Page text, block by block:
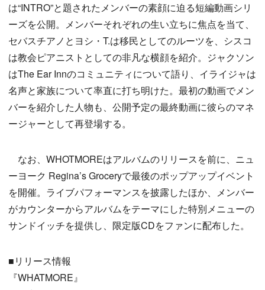
は“INTRO”と題されたメンバーの素顔に迫る短編動画シリ
ーズを公開。メンバーそれぞれの生い立ちに焦点を当て、
セバスチアノとヨシ・T.は移民としてのルーツを、シスコ
は教会ピアニストとしての非凡な横顔を紹介。ジャクソン
はThe Ear Innのコミュニティについて語り、イライジャは
名声と家族について率直に打ち明けた。最初の動画でメン
バーを紹介した人物も、公開予定の最終動画に彼らのマネ
ージャーとして再登場する。
なお、WHOTMOREはアルバムのリリースを前に、ニュ
ーヨーク Regina’s Groceryで最後のポップアップイベント
を開催。ライブパフォーマンスを披露したほか、メンバー
がカウンターからアルバムをテーマにした特別メニューの
サンドイッチを提供し、限定版CDをファンに配布した。
■リリース情報
『WHATMORE』